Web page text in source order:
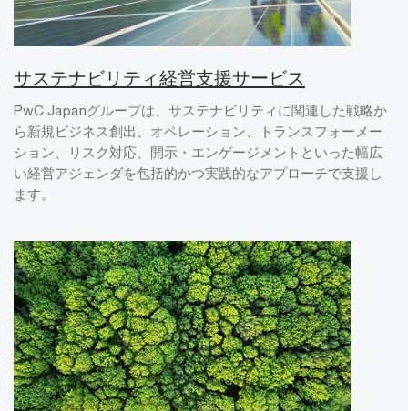
サステナビリティ経営支援サービス
PwC Japanグループは、サステナビリティに関連した戦略か
ら新規ビジネス創出、オペレーション、トランスフォーメー
ション、リスク対応、開示・エンゲージメントといった幅広
い経営アジェンダを包括的かつ実践的なアプローチで支援し
ます。